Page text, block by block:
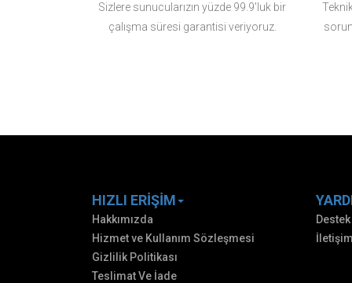
Sizlere sunucularızın yüzde 99.9'luk bir
çalışma süresi garantisi veriyoruz.
HIZLI ERIŞIM
Hakkımızda
Hizmet ve Kullanım Sözleşmesi
Gizlilik Politikası
Teslimat Ve İade